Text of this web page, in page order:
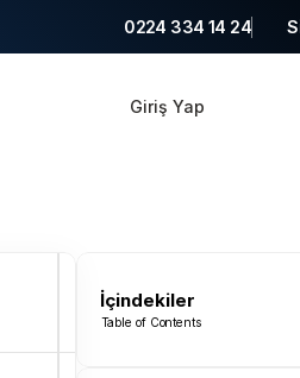
0224 334 14 24
Giriş Yap
İçindekiler
Table of Contents